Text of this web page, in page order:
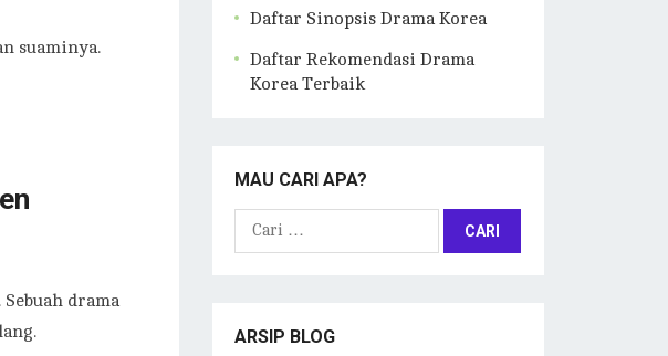
suaminya.
drama
Daftar Sinopsis Drama Korea
Daftar Rekomendasi Drama
Korea Terbaik
MAU CARI APA?
Cari
ARSIP BLOG